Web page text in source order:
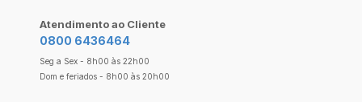
Atendimento ao Cliente
0800 6436464
Seg a Sex - 8h00 às 22h00
Dom e feriados - 8h00 às 20h00